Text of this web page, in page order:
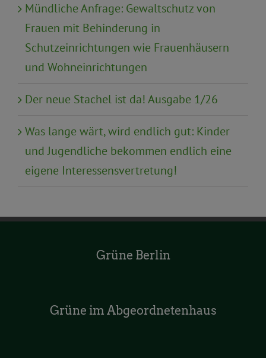
Mündliche Anfrage: Gewaltschutz von
Frauen mit Behinderung in
Schutzeinrichtungen wie Frauenhäusern
und Wohneinrichtungen
Der neue Stachel ist da! Ausgabe 1/26
Was lange wärt, wird endlich gut: Kinder
und Jugendliche bekommen endlich eine
eigene Interessensvertretung!
Grüne Berlin
Grüne im Abgeordnetenhaus